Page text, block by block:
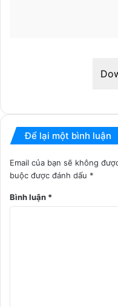
Để lại một bình luận
Email của bạn sẽ không
buộc được đánh dấu *
Bình luận *